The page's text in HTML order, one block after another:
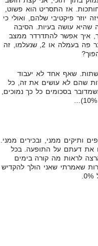
אז התסריט הוא פשוט,
יוזר פיקטיבי שלהם, ואולי כי
שהיא עושה בעיות. הסיבה
איך אפשר להתדרדר ממצב
של $1000 ביום, לכמעט פת לחם. שוב, לא מדובר פה בעמלה או 2, שנעלמו, זה
שאף אחד לא יעבוד
שהם לא עושים את זה, כל
בסכומים כל כך נמוכים,
ותיקים ממני, ובכירים ממני.
את דעתם על התופעה. בכל
לראות מה קורה בימים
שאמרתי שאני הולך להקדיש